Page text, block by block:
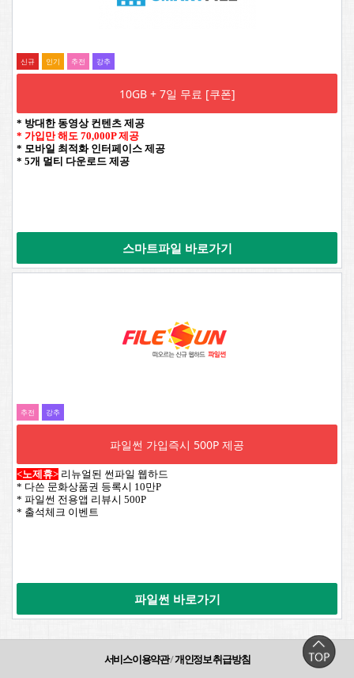
신규 인기 추전 강추
10GB + 7일 무료 [쿠폰]
* 방대한 동영상 컨텐츠 제공
* 가입만 해도 70,000P 제공
* 모바일 최적화 인터페이스 제공
* 5개 멀티 다운로드 제공
스마트파일 바로가기
추전 강추
파일썬 가입즉시 500P 제공
<노제휴> 리뉴얼된 썬파일 웹하드
* 다쓴 문화상품권 등록시 10만P
* 파일썬 전용앱 리뷰시 500P
* 출석체크 이벤트
파일썬 바로가기
서비스이용약관/개인정보 취급방침